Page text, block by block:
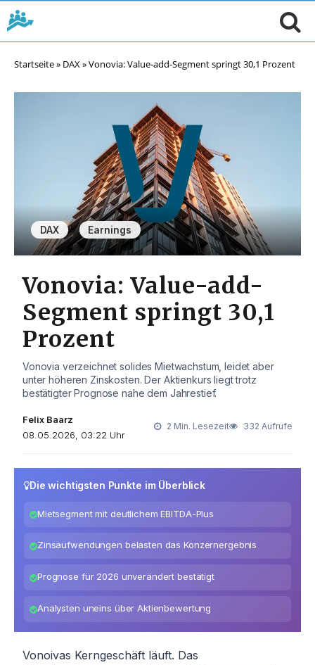
Startseite» DAX»Vonovia: Value-add-Segment springt 30,1 Prozent
DAX , Earnings
Vonovia: Value-add-
Segment springt 30,1
Prozent
Vonovia verzeichnet solides Mietwachstum, leidet aber
unter höheren Zinskosten. Der Aktienkurs liegt trotz
bestätigter Prognose nahe dem Jahrestief.
Felix Baarz
08.05.2026, 03:22 Uhr
2 Min. Lesezeit 332 Aufrufe
Die wichtigsten Punkte im Überblick
Mietsegment mit deutlichem EBITDA-Plus
Zinsaufwendungen belasten das Konzernergebnis
Prognose für 2026 unverändert bestätigt
Analysten uneins über Aktienbewertung
Vonoivas Kerngeschäft läuft. Das